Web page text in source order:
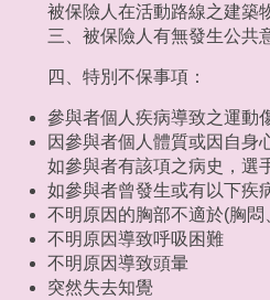
被保險人在活動路線之建築
三、被保險人有無發生公共
四、特別不保事項：
參與者個人疾病導致之運動
因參與者個人體質或因自身
如參與者有該項之病史，選
如參與者曾發生或有以下疾
不明原因的胸部不適於(胸悶
不明原因導致呼吸困難
不明原因導致頭暈
突然失去知覺